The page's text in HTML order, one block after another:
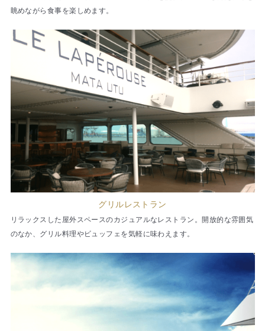
眺めながら食事を楽しめます。
グリルレストラン
リラックスした屋外スペースのカジュアルなレストラン。開放的な雰囲気
のなか、グリル料理やビュッフェを気軽に味わえます。